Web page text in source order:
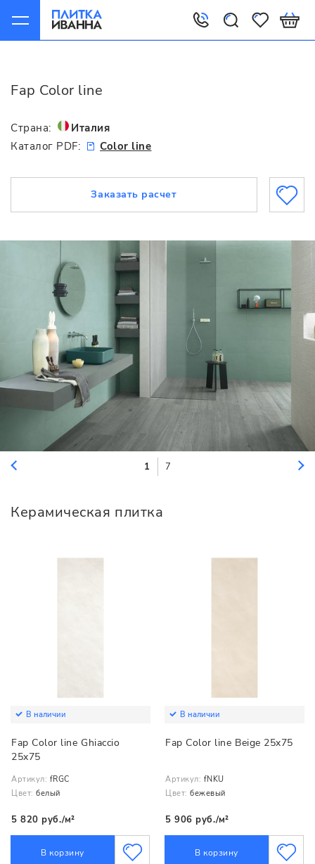
Fap Color line
Страна:
Италия
Каталог PDF:
Color line
Заказать расчет
1 7
Керамическая плитка
В наличии
Fap Color line Ghiaccio
25x75
Артикул: fRGC
Цвет: белый
5 820 руб./м²
В корзину
В наличии
Fap Color line Beige 25x75
Артикул: fNKU
Цвет: бежевый
5 906 руб./м²
В корзину